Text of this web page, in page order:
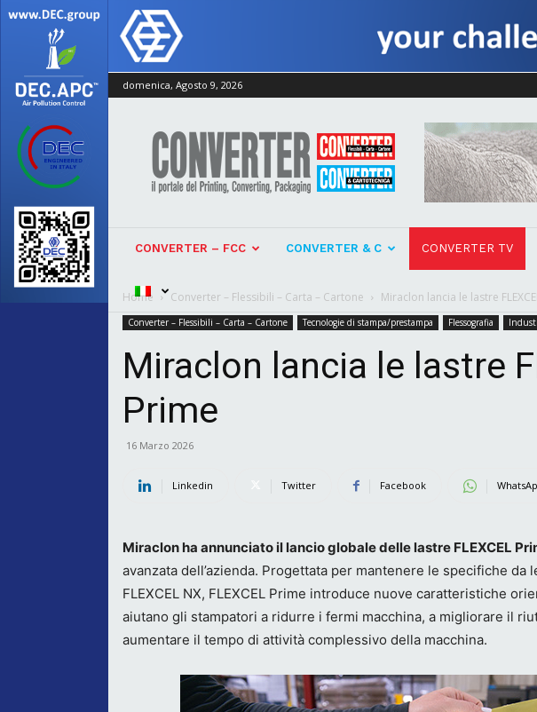
domenica, Agosto 9, 2026
Converter
CONVERTER – FCC CONVERTER & C CONVERTER TV
Home Converter – Flessibili – Carta – Cartone Miraclon lancia le lastre
Converter – Flessibili – Carta – Cartone Tecnologie di stampa/prestampa Flessografia
Miraclon lancia le lastre
Prime
16 Marzo 2026
Linkedin Twitter Facebook
Miraclon ha annunciato il lancio globale delle lastre FLEXCEL
avanzata dell’azienda. Progettata per mantenere le specifiche
FLEXCEL NX, FLEXCEL Prime introduce nuove caratteristiche
aiutano gli stampatori a ridurre i fermi macchina, a migliorare il
aumentare il tempo di attività complessivo della macchina.